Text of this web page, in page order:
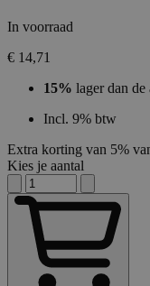
In voorraad
€ 14,71
15% lager dan
Incl. 9% btw
Extra korting van 5%
Kies je aantal